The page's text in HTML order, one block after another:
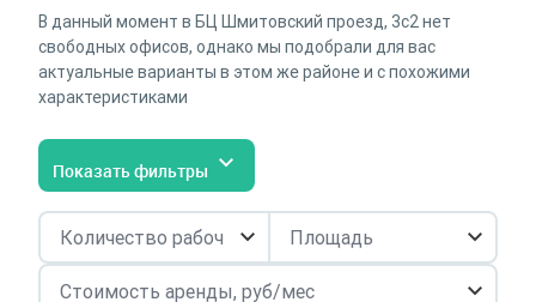
В данный момент в БЦ Шмитовский проезд, 3с2 нет
свободных офисов, однако мы подобрали для вас
актуальные варианты в этом же районе и с похожими
характеристиками
Показать фильтры